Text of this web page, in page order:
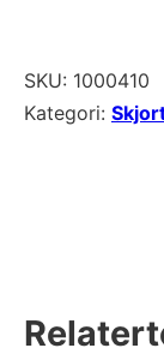
SKU: 1000410
Kategori: